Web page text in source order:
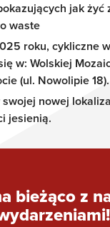
jak żyć
waste
roku, cykliczne
w: Wolskiej
(ul. Nowolipie 18).
swojej nowej
jesienią.
bieżąco z